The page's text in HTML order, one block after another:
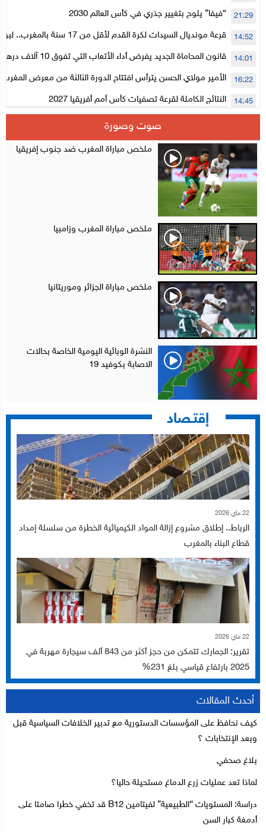
لتنظيمها
“فيفا” يلوح بتغيير جذري في كأس العالم 2030 21:29
قرعة مونديال السيدات لكرة القدم لأقل
المستوى الأول
14:52
قانون المحاماة الجديد يفرض أداء الأتعاب التي تفوق 10 آلاف درهم بالشيك 14:01
الأمير مولاي الحسن يترأس افتتاح الدورة الثالثة من معرض المغرب
الإلكترونية
16:22
النتائج الكاملة لقرعة تصفيات كأس أمم أفريقيا 2027 14:45
سلا.. توقيف ثلاثة مروجين وحجز أكثر من 4300 قرص مخدر وكوكايين وإكستازي
أقراص مهلوسة داخل فضاء للشيشة تستنفر شرطة أكادير 12:48
صوت وصورة
ملخص مباراة المغرب ضد جنوب إفريقيا
ملخص مباراة المغرب وزامبيا
ملخص مباراة الجزائر وموريتانيا
النشرة الوبائية اليومية الخاصة بحالات
الاصابة بكوفيد 19
إقتـصاد
22 ماي 2026
الرباط.. إطلاق مشروع إزالة المواد الكيميائية الخطرة من سلسلة إمداد
قطاع البناء بالمغرب
22 ماي 2026
تقرير: الجمارك تتمكن من حجز أكثر من 843 ألف سيجارة مهربة في
2025 بارتفاع قياسي بلغ 231%
أحدث المقالات
كيف نحافظ على المؤسسات الدستورية مع تدبير الخلافات السياسية قبل
وبعد الإنتخابات ؟
بلاغ صحفي
لماذا تعد عمليات زرع الدماغ مستحيلة حاليا؟
دراسة: المستويات “الطبيعية” لفيتامين B12 قد تخفي خطرا صامتا على
أدمغة كبار السن